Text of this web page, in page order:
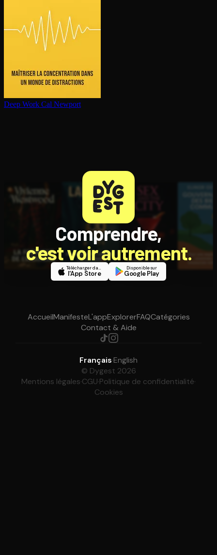
Deep Work Cal Newport
Comprendre,
c'est voir autrement.
Télécharger dans
l'App Store
Disponible sur
Google Play
AccueilManifesteL'appExplorerFAQCatégories
Contact & Aide
Français·English
© Dygest 2026
Mentions légales·CGU·Politique de confidentialité·
Cookies